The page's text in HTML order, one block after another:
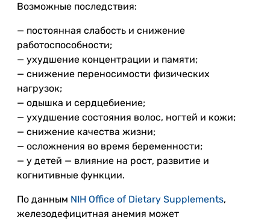
Возможные последствия:
— постоянная слабость и снижение
работоспособности;
— ухудшение концентрации и памяти;
— снижение переносимости физических
нагрузок;
— одышка и сердцебиение;
— ухудшение состояния волос, ногтей и кожи;
— снижение качества жизни;
— осложнения во время беременности;
— у детей — влияние на рост, развитие и
когнитивные функции.
По данным NIH Office of Dietary Supplements,
железодефицитная анемия может